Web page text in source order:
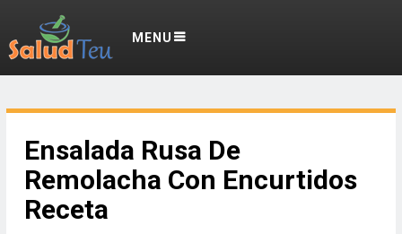
MENU
Ensalada Rusa De
Remolacha Con Encurtidos
Receta